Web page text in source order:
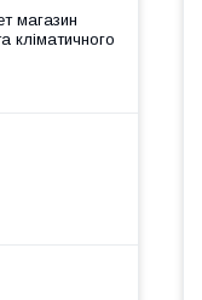
магазин
кліматичного